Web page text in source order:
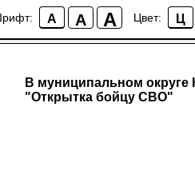
A A A Цвет: Ц
В муниципальном округе
"Открытка бойцу СВО"